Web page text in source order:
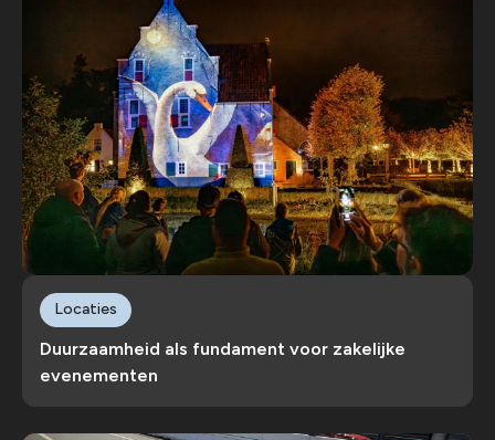
Duurzaamheid als fundament voor zakelijke
evenementen
Locaties